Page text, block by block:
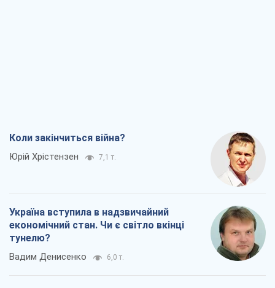
Коли закінчиться війна?
Юрій Хрістензен 7,1 т.
Україна вступила в надзвичайний
економічний стан. Чи є світло вкінці
тунелю?
Вадим Денисенко 6,0 т.